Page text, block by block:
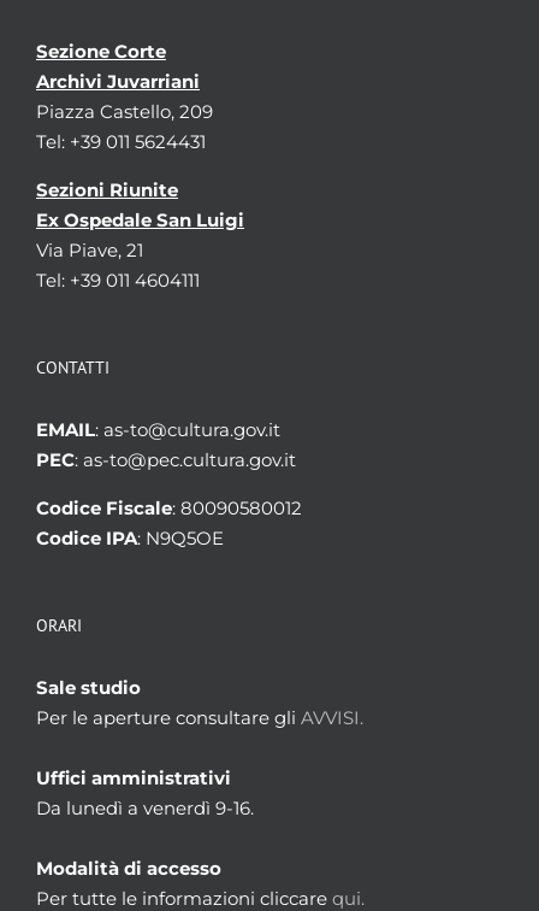
Sezione Corte
Archivi Juvarriani
Piazza Castello, 209
Tel: +39 011 5624431
Sezioni Riunite
Ex Ospedale San Luigi
Via Piave, 21
Tel: +39 011 4604111
CONTATTI
EMAIL: as-to@cultura.gov.it
PEC: as-to@pec.cultura.gov.it
Codice Fiscale: 80090580012
Codice IPA: N9Q5OE
ORARI
Sale studio
Per le aperture consultare gli AVVISI.
Uffici amministrativi
Da lunedì a venerdì 9-16.
Modalità di accesso
Per tutte le informazioni cliccare qui.